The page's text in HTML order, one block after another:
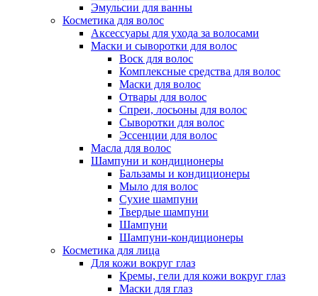
Эмульсии для ванны
Косметика для волос
Аксессуары для ухода за волосами
Маски и сыворотки для волос
Воск для волос
Комплексные средства для волос
Маски для волос
Отвары для волос
Спреи, лосьоны для волос
Сыворотки для волос
Эссенции для волос
Масла для волос
Шампуни и кондиционеры
Бальзамы и кондиционеры
Мыло для волос
Сухие шампуни
Твердые шампуни
Шампуни
Шампуни-кондиционеры
Косметика для лица
Для кожи вокруг глаз
Кремы, гели для кожи вокруг глаз
Маски для глаз